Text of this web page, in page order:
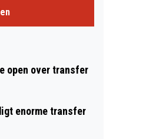
open over transfer
enorme transfer